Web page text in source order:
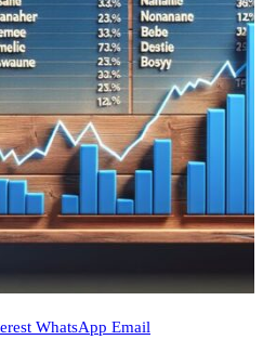
WhatsApp Email